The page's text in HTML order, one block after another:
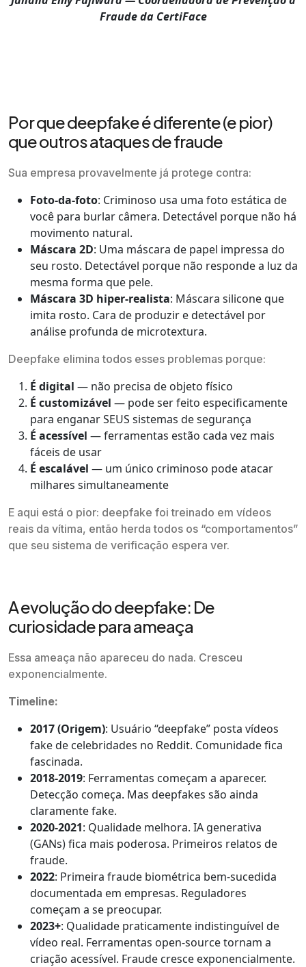
Fraude da CertiFace
Por que deepfake é diferente (e pior)
que outros ataques de fraude
Sua empresa provavelmente já protege contra:
Foto-da-foto: Criminoso usa uma foto estática de
você para burlar câmera. Detectável porque não há
movimento natural.
Máscara 2D: Uma máscara de papel impressa do
seu rosto. Detectável porque não responde a luz da
mesma forma que pele.
Máscara 3D hiper-realista: Máscara silicone que
imita rosto. Cara de produzir e detectável por
análise profunda de microtextura.
Deepfake elimina todos esses problemas porque:
É digital — não precisa de objeto físico
É customizável — pode ser feito especificamente
para enganar SEUS sistemas de segurança
É acessível — ferramentas estão cada vez mais
fáceis de usar
É escalável — um único criminoso pode atacar
milhares simultaneamente
E aqui está o pior: deepfake foi treinado em vídeos
reais da vítima, então herda todos os “comportamentos”
que seu sistema de verificação espera ver.
A evolução do deepfake: De
curiosidade para ameaça
Essa ameaça não apareceu do nada. Cresceu
exponencialmente.
Timeline:
2017 (Origem): Usuário “deepfake” posta vídeos
fake de celebridades no Reddit. Comunidade fica
fascinada.
2018-2019: Ferramentas começam a aparecer.
Detecção começa. Mas deepfakes são ainda
claramente fake.
2020-2021: Qualidade melhora. IA generativa
(GANs) fica mais poderosa. Primeiros relatos de
fraude.
2022: Primeira fraude biométrica bem-sucedida
documentada em empresas. Reguladores
começam a se preocupar.
2023+: Qualidade praticamente indistinguível de
vídeo real. Ferramentas open-source tornam a
criação acessível. Fraude cresce exponencialmente.